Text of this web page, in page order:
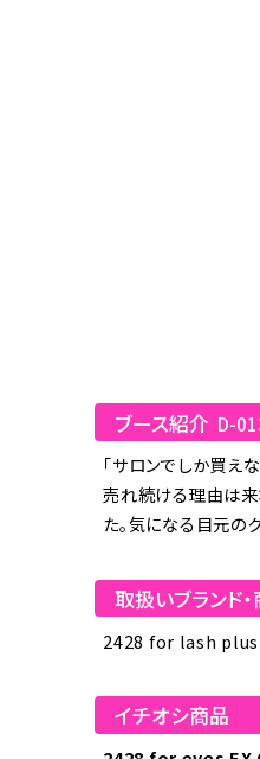
ブース紹介 D-
「サロンでしか買え
売れ続ける理由は来
た。気になる目元の
取扱いブランド
2428 for lash plus
イチオシ商品